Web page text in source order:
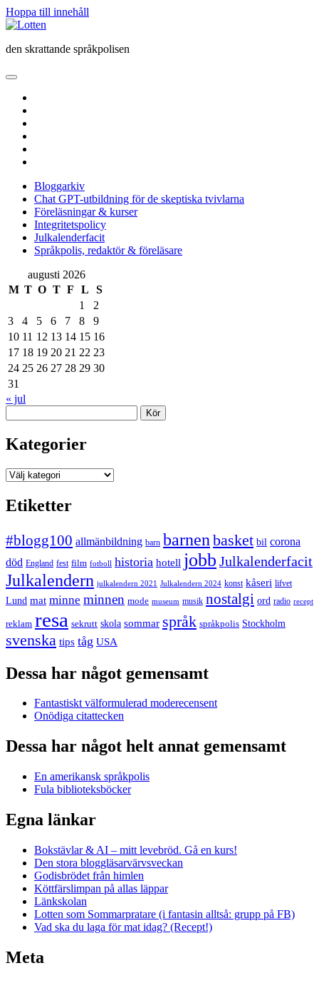
Hoppa till innehåll
Lotten
den skrattande språkpolisen
öppna
meny
Bloggarkiv
Chat GPT-utbildning för de skeptiska tvivlarna
Föreläsningar & kurser
Integritetspolicy
Julkalenderfacit
Språkpolis, redaktör & föreläsare
Sidopanel
augusti 2026
M T O T F L
S
1
2
3
4 5 6 7 8
9
10 11 12 13 14 15 16
17 18 19 20 21 22 23
24 25 26 27 28 29 30
31
« jul
Kategorier
Kategorier
Etiketter
#blogg100 allmänbildning barn barnen basket bil corona
död England fest film fotboll historia hotell jobb Julkalenderfacit
Julkalendern julkalendern 2021 Julkalendern 2024 konst kåseri lifvet
Lund mat minne minnen mode museum musik nostalgi ord radio recept
reklam resa sekrutt skola sommar språk språkpolis Stockholm
svenska tips tåg USA
Dessa har något gemensamt
Fantastiskt välformulerad moderecensent
Onödiga citattecken
Dessa har något helt annat gemensamt
En amerikansk språkpolis
Fula biblioteksböcker
Egna länkar
Bokstävlar & AI – mitt levebröd. Gå en kurs!
Den stora bloggläsarvärvsveckan
Godisbrödet från himlen
Köttfärslimpan på allas läppar
Länkskolan
Lotten som Sommarpratare (i fantasin alltså: grupp på FB)
Vad ska du laga för mat idag? (Recept!)
Meta